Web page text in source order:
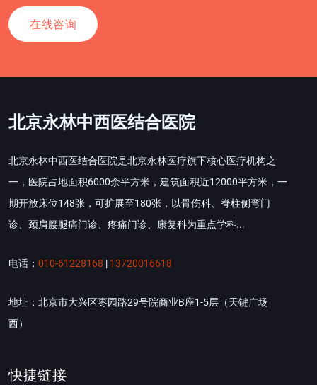
在线咨询
北京永林中西医结合医院
北京永林中西医结合医院是北京永林医疗旗下核心医疗机构之
一，医院占地面积6000余平方米，建筑面积近12000平方米，一
期开放床位148张，可扩展至180张，以骨伤科、脊柱侧弯门
诊、颈肩腰腿痛门诊、疼痛门诊、康复科为重点学科...
电话： 010-61228168 | 13720016618
地址：北京市大兴区枣园路29号院商业B座1-5层（天键广场
西）
快捷链接